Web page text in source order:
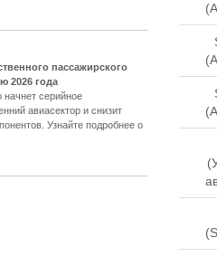
пассажирского
2026 года
начнет серийное
авиасектор и снизит
Узнайте подробнее о